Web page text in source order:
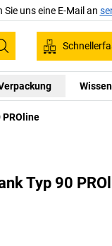
Sie uns eine E-Mail an
Suchen
Typ 90